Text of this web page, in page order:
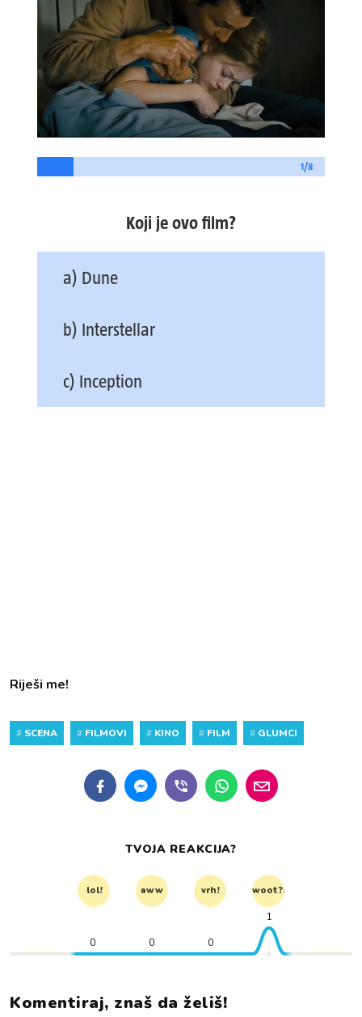
1/8
Koji je ovo film?
a) Dune
b) Interstellar
c) Inception
Riješi me!
# SCENA # FILMOVI # KINO # FILM # GLUMCI
TVOJA REAKCIJA?
lol! aww vrh! woot?!
0 0 0
1
Komentiraj, znaš da želiš!